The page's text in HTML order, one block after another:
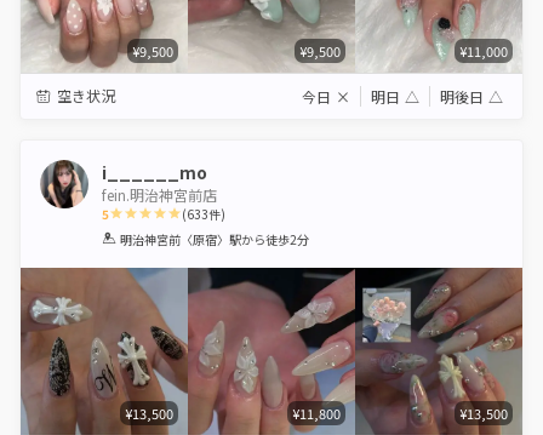
¥9,500 ¥9,500 ¥11,000
空き状況 今日 × 明日 △ 明後日 △
i______mo
fein.明治神宮前店
5
1 2 3 4 5
(633件)
明治神宮前〈原宿〉駅から徒歩2分
¥13,500 ¥11,800 ¥13,500